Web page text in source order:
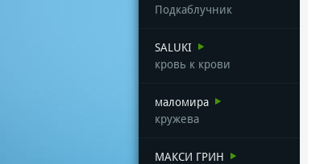
Подкаблучник
SALUKI
кровь к крови
маломира
кружева
МАКСИ ГРИН